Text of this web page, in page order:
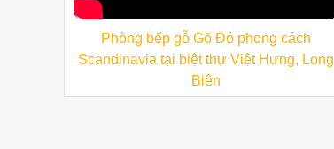
Phòng bếp gỗ Gõ Đỏ phong cách
Scandinavia tại biệt thự Việt Hưng, Long
Biên